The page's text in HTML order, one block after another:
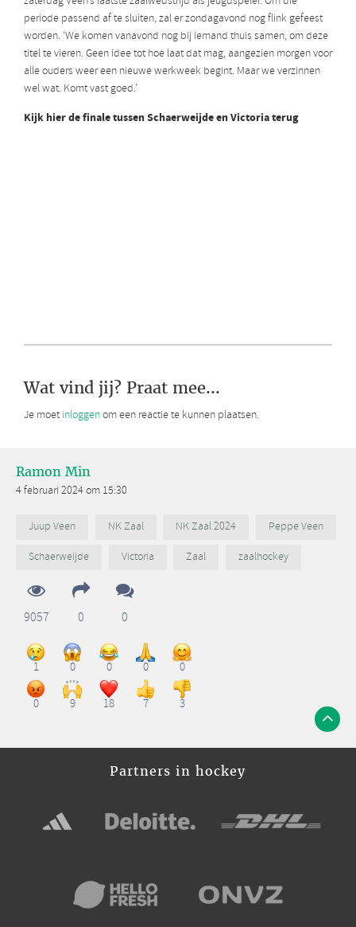
periode passend af te sluiten, zal er zondagavond nog flink gefeest
worden. ‘We komen vanavond nog bij iemand thuis samen, om deze
titel te vieren. Geen idee tot hoe laat dat mag, aangezien morgen voor
alle ouders weer een nieuwe werkweek begint. Maar we verzinnen
wel wat. Komt vast goed.’
Kijk hier de finale tussen Schaerweijde en Victoria terug
Wat vind jij? Praat mee...
Je moet inloggenom een reactie te kunnen plaatsen.
Ramon Min
4 februari 2024 om 15:30
Juup Veen NK Zaal NK Zaal 2024
Peppe Veen
Schaerweijde
Victoria Zaal zaalhockey
9057 0 0
1 0 0 0 0
0 9 18 7 3
Partners in hockey